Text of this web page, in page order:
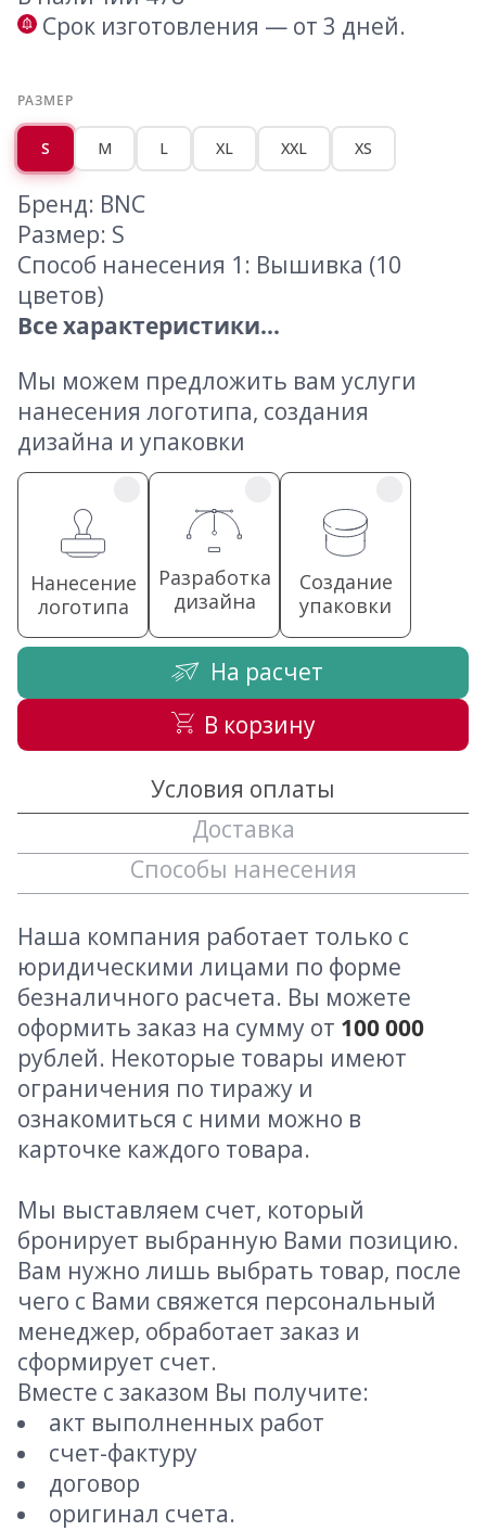
Срок изготовления — от 3 дней.
РАЗМЕР
S M L XL XXL XS
Бренд: BNC
Размер: S
Способ нанесения 1: Вышивка (10
цветов)
Все характеристики...
Мы можем предложить вам услуги
нанесения логотипа, создания
дизайна и упаковки
Нанесение
логотипа
Разработка
дизайна
Создание
упаковки
На расчет
В корзину
Условия оплаты
Доставка
Способы нанесения
Наша компания работает только с
юридическими лицами по форме
безналичного расчета. Вы можете
оформить заказ на сумму от 100 000
рублей. Некоторые товары имеют
ограничения по тиражу и
ознакомиться с ними можно в
карточке каждого товара.
Мы выставляем счет, который
бронирует выбранную Вами позицию.
Вам нужно лишь выбрать товар, после
чего с Вами свяжется персональный
менеджер, обработает заказ и
сформирует счет.
Вместе с заказом Вы получите:
акт выполненных работ
счет-фактуру
договор
оригинал счета.